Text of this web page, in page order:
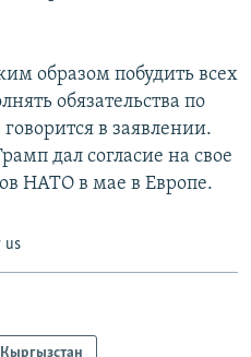
образом побудить всех
обязательства по
в заявлении.
дал согласие на свое
НАТО в мае в Европе.
us